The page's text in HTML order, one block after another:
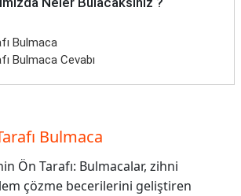
Bulmaca
Bulmaca Cevabı
Bulmaca
Ön Tarafı: Bulmacalar, zihni
çözme becerilerini geliştiren